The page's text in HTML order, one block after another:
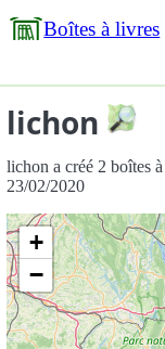
Boîtes à livres
lichon
lichon a créé 2 boîtes
23/02/2020
+
−